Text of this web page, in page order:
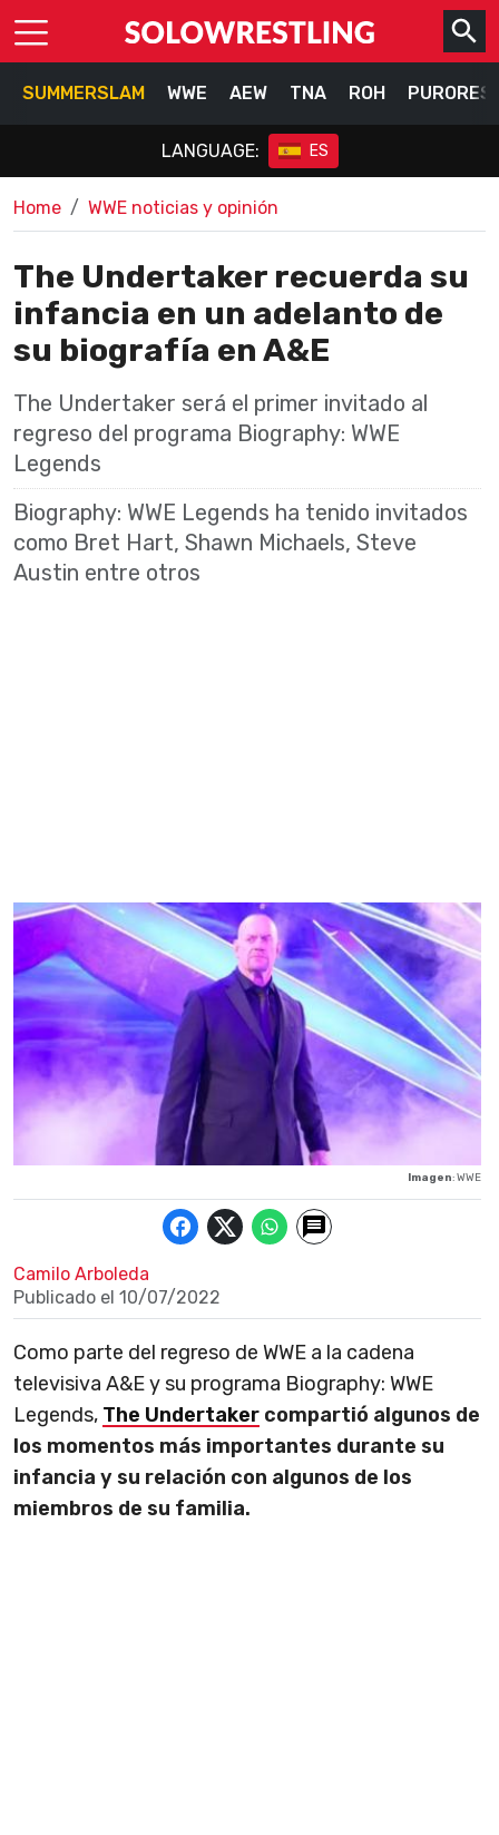
SUMMERSLAM WWE AEW TNA ROH
LANGUAGE: ES
Home WWE noticias y opinión
The Undertaker recuerda su
infancia en un adelanto de
su biografía en A&E
The Undertaker será el primer invitado al
regreso del programa Biography: WWE
Legends
Biography: WWE Legends ha tenido invitados
como Bret Hart, Shawn Michaels, Steve
Austin entre otros
Imagen: WWE
Camilo Arboleda
Publicado el 10/07/2022
Como parte del regreso de WWE a la cadena
televisiva A&E y su programa Biography: WWE
Legends, The Undertaker compartió algunos de
los momentos más importantes durante su
infancia y su relación con algunos de los
miembros de su familia.